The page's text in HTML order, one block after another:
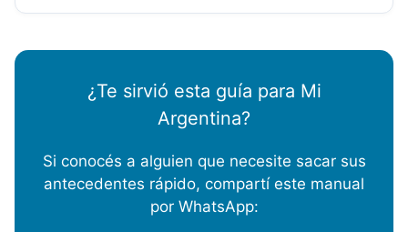
¿Te sirvió esta guía para Mi
Argentina?
Si conocés a alguien que necesite sacar sus
antecedentes rápido, compartí este manual
por WhatsApp: